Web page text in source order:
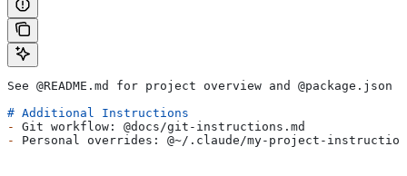
See @README.md for project overview and
# Additional Instructions
-
Git workflow: @docs/git-instructions.md
-
Personal overrides: @~/.claude/my-project-